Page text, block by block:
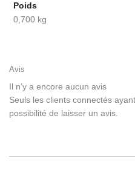
Poids
0,700 kg
Avis
Il n’y a encore aucun avis
Seuls les clients connectés
possibilité de laisser un avis.